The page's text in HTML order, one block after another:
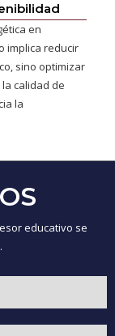
en
implica reducir
sino optimizar
calidad de
la
educativo se